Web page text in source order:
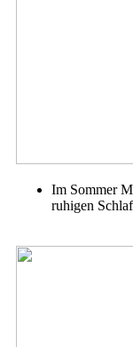
Im Sommer
ruhigen Schlaf